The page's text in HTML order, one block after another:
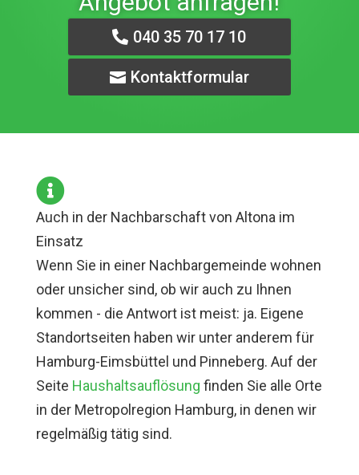
040 35 70 17 10
Kontaktformular

Auch in der Nachbarschaft von Altona im
Einsatz
Wenn Sie in einer Nachbargemeinde wohnen
oder unsicher sind, ob wir auch zu Ihnen
kommen - die Antwort ist meist: ja. Eigene
Standortseiten haben wir unter anderem für
Hamburg-Eimsbüttel und Pinneberg. Auf der
Seite Haushaltsauflösung finden Sie alle Orte
in der Metropolregion Hamburg, in denen wir
regelmäßig tätig sind.